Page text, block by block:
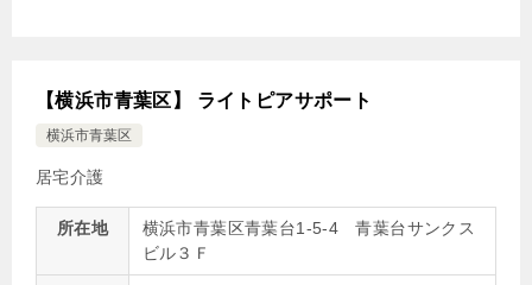
【横浜市青葉区】 ライトピアサポート
横浜市青葉区
居宅介護
所在地
横浜市青葉区青葉台1-5-4 青葉台サンクス
ビル３Ｆ